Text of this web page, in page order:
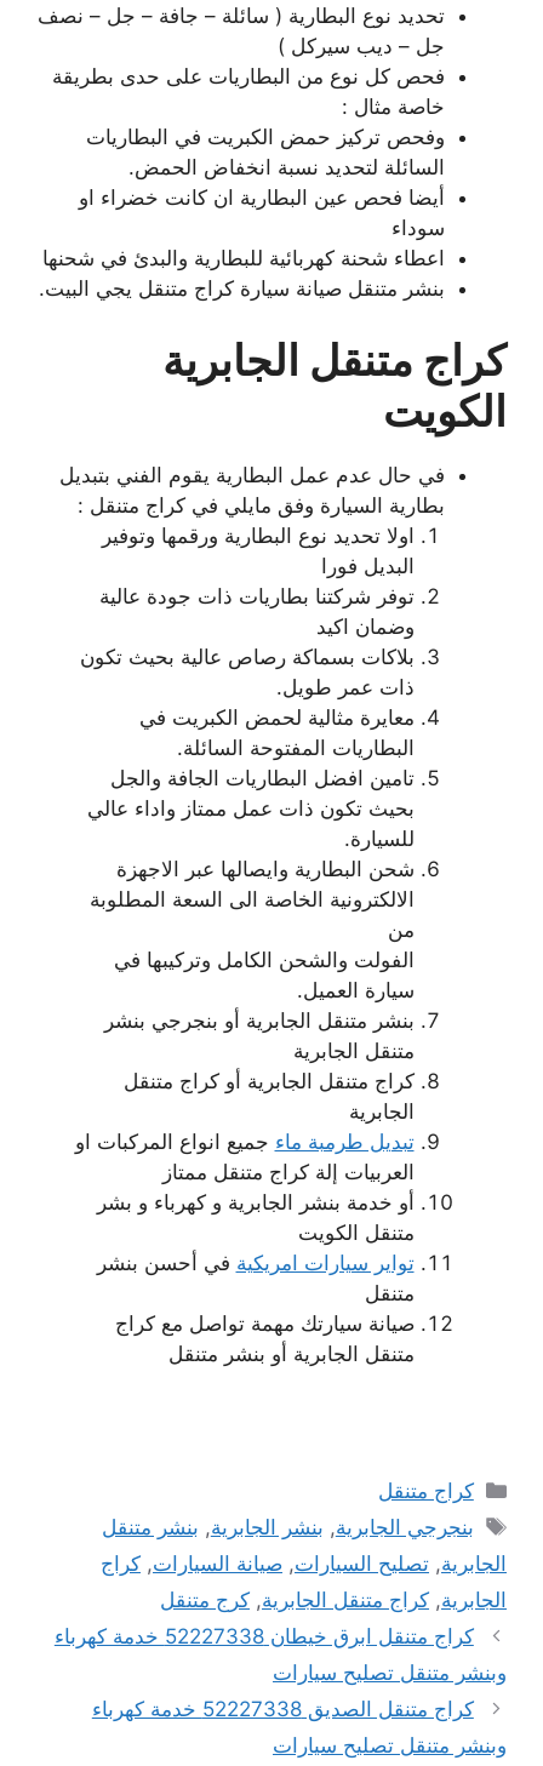
تحديد نوع البطارية ( سائلة – جافة – جل – نصف
جل – ديب سيركل )
فحص كل نوع من البطاريات على حدى بطريقة
خاصة مثال :
وفحص تركيز حمض الكبريت في البطاريات
السائلة لتحديد نسبة انخفاض الحمض.
أيضا فحص عين البطارية ان كانت خضراء او
سوداء
اعطاء شحنة كهربائية للبطارية والبدئ في شحنها
بنشر متنقل صيانة سيارة كراج متنقل يجي البيت.
كراج متنقل الجابرية
الكويت
في حال عدم عمل البطارية يقوم الفني بتبديل
بطارية السيارة وفق مايلي في كراج متنقل :
اولا تحديد نوع البطارية ورقمها وتوفير
البديل فورا
توفر شركتنا بطاريات ذات جودة عالية
وضمان اكيد
بلاكات بسماكة رصاص عالية بحيث تكون
ذات عمر طويل.
معايرة مثالية لحمض الكبريت في
البطاريات المفتوحة السائلة.
تامين افضل البطاريات الجافة والجل
بحيث تكون ذات عمل ممتاز واداء عالي
للسيارة.
شحن البطارية وايصالها عبر الاجهزة
الالكترونية الخاصة الى السعة المطلوبة
من
الفولت والشحن الكامل وتركيبها في
سيارة العميل.
بنشر متنقل الجابرية أو بنجرجي بنشر
متنقل الجابرية
كراج متنقل الجابرية أو كراج متنقل
الجابرية
تبديل طرمبة ماء جميع انواع المركبات او
العربيات إلة كراج متنقل ممتاز
أو خدمة بنشر الجابرية و كهرباء و بشر
متنقل الكويت
تواير سيارات امريكية في أحسن بنشر
متنقل
صيانة سيارتك مهمة تواصل مع كراج
متنقل الجابرية أو بنشر متنقل
التصنيفات
كراج متنقل
الوسوم
بنجرجي الجابرية, بنشر الجابرية, بنشر متنقل
الجابرية, تصليح السيارات, صيانة السيارات, كراج
الجابرية, كراج متنقل الجابرية, كرج متنقل
كراج متنقل ابرق خيطان 52227338 خدمة كهرباء
وبنشر متنقل تصليح سيارات
كراج متنقل الصديق 52227338 خدمة كهرباء
وبنشر متنقل تصليح سيارات